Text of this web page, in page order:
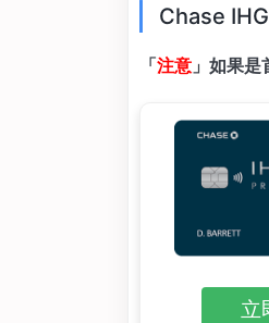
Chase
「注意 」如果
立